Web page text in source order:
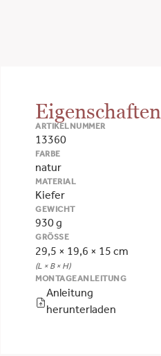
Eigenschaften
ARTIKELNUMMER
13360
FARBE
natur
MATERIAL
Kiefer
GEWICHT
930 g
GRÖSSE
29,5 × 19,6 × 15 cm
(L × B × H)
MONTAGEANLEITUNG
Anleitung
herunterladen